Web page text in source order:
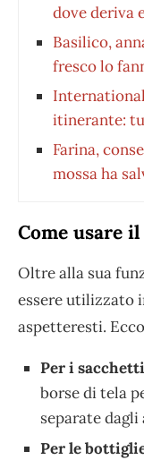
dove deriva
Basilico,
fresco lo
itinerante:
Farina,
mossa ha
Come usare
Oltre alla sua
essere utilizzato
aspetteresti.
Per i
borse di tela
separate
Per le